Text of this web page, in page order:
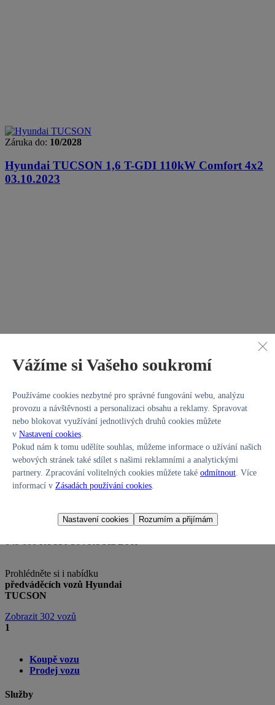
Záruka do: 10/2028
Hyundai TUCSON 1,6 T-GDI 110kW Comfort 4x2
03.10.2023
110 kW, 4x2, Servisní knížka,Benzin, 4 752 km, 2022, Manuální
Benzin
Najeto:4 752 km
Do provozu:10/2023
Převodovka:Manuální
Prohlédněte si i nabídku
předváděcích vozů Hyundai
TUCSON
Zobrazit 302 vozů
1
Koupě vozu
Prodej vozu
Služby
Vážíme si Vašeho soukromí
Používáme cookies nezbytné pro správné fungování webu, analýzu
provozu a návštěvnosti a personalizaci obsahu a reklamy. Spravovat
nebo blokovat využívání jednotlivých druhů cookies můžete
v Nastavení cookies.
Pokud nám k tomu udělíte souhlas, můžeme informace o užívání našich
webových stránek také sdílet s našimi reklamními a analytickými
partnery. Zpracování volitelných cookies můžete také odmítnout. Více
informací v Zásadách používání cookies.
Nastavení cookies Rozumím a přijímám